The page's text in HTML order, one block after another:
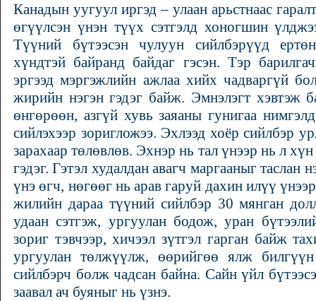
Канадын уугуул иргэд – улаан арьстнаас
өгүүлсэн үнэн түүх сэтгэлд хоногшин
Түүний бүтээсэн чулуун сийлбэрүүд
хүндтэй байранд байдаг гэсэн. Тэр
эргээд мэргэжлийн ажлаа хийх чадваргүй
жирийн нэгэн гэдэг байж. Эмнэлэгт хэвтэж
өнгөрөөн, азгүй хувь заяаны гунигаа
сийлэхээр зоригложээ. Эхлээд хоёр сийлбэр
зарахаар төлөвлөв. Эхнэр нь тал үнээр нь л
гэдэг. Гэтэл худалдан авагч маргааныг таслан
үнэ өгч, нөгөөг нь арав гаруй дахин илүү
жилийн дараа түүний сийлбэр 30 мянган
удаан сэтгэж, ургуулан бодож, уран
зориг тэвчээр, хичээл зүтгэл гарган байж
ургуулан төлжүүлж, өөрийгөө ялж
сийлбэрч болж чадсан байна. Сайн үйл
заавал ач буяныг нь үзнэ.